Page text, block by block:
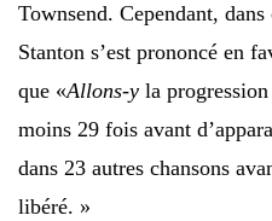
Townsend. Cependant,
Stanton s’est prononcé en
que «Allons-y la
moins 29 fois avant
dans 23 autres chansons
libéré. »